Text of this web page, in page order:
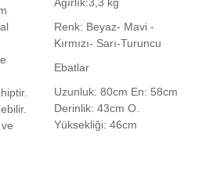
Renk: Beyaz- Mavi -
Kırmızı- Sarı-Turuncu
Ebatlar
Uzunluk: 80cm En: 58cm
Derinlik: 43cm O.
Yüksekliği: 46cm